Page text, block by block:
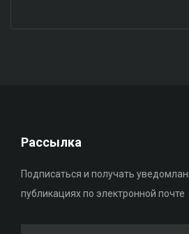
Рассылка
Подписаться и получать
публикациях по электронной почте